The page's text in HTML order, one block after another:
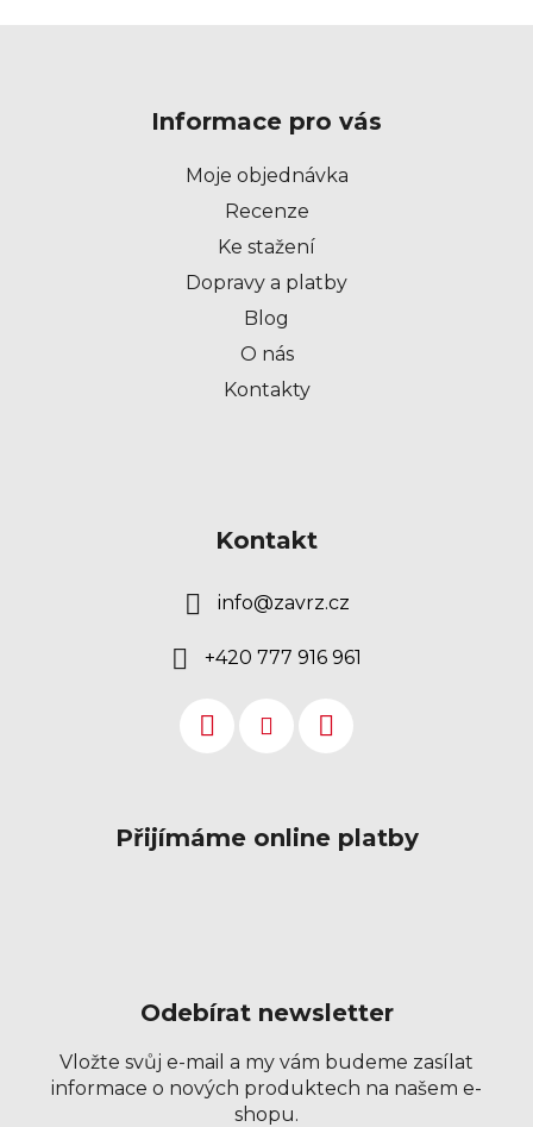
Informace pro vás
Moje objednávka
Recenze
Ke stažení
Dopravy a platby
Blog
O nás
Kontakty
Kontakt
info@zavrz.cz
+420 777 916 961
Přijímáme online platby
Odebírat newsletter
Vložte svůj e-mail a my vám budeme zasílat
informace o nových produktech na našem e-
shopu.